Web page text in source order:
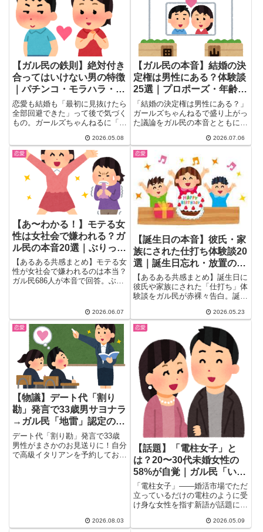
リアルと、年齢別老化体験談まで
一気にチェック。
【ガル民の鉄則】絶対付き
合ってはいけない男の特徴
｜パチンコ・モラハラ・お
前呼ばわりが上位独占
恋愛も結婚も「最初に見抜けたら
全部回避できた」って後で気づく
もの。ガールズちゃんねるに「絶
2026.05.08
【ガル民の本音】結婚の決
定権は男性にある？体験談
25選｜プロポーズ・年齢・
経済力のリアル
「結婚の決定権は男性にある？」
ガールズちゃんねるで盛り上がっ
た議論をガル民の本音とともに紹
交渉力の差・経済力の影響など、
結婚における男女の力関係のリア
ルを25の声で徹底解説します。
2026.07.06
恋愛
【あ〜わかる！】モテる女
性は女社会で嫌われる？ガ
ル民の本音20選｜ぶりっ
子・嫉妬・男受けと女受け
の違い
【あるある共感まとめ】モテる女
性が女社会で嫌われるのは本当？
ガル民686人が本音で回答。ぶり
が距離を置かれる理由まで、
30〜50代女性のリアルな声を20
選で紹介。
2026.06.07
恋愛
【誕生日の本音】彼氏・家
族にされた仕打ち体験談20
選｜誕生日忘れ・放置のリ
アル
【あるある共感まとめ】誕生日に
彼氏や家族にされた「仕打ち」体
験談をガル民が赤裸々告白。誕生
さんを連れて行った、ケーキを家
族に食べられた、夜9時に「楽し
んで♪」メールが届いた…30〜50
代女性の誕生日あるある体験談ま
とめ。
2026.05.23
恋愛
【物議】デート代「割り
勘」発言で33歳男サヨナラ
→ガル民「地雷」認定の大
合唱ｗｗｗ
デート代「割り勘」発言で33歳
男性がまさかのお見送りに！自分
で高級イタリアンを予約しておき
2026.08.03
恋愛
【話題】「電柱女子」と
は？20〜30代未婚女性の
58%が自覚｜ガル民「いつ
も女性にスポット当てられ
る」と本音炸裂
「電柱女子」——婚活市場でただ
立っているだけの電柱のように受
け身な女性を指す新語が話題に。
2026.05.09